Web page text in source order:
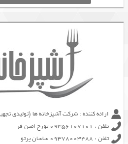
ارائه کننده : شرکت آشپزخانه ها (تولیدی
تلفن : 09356107101 تورج امین فر
تلفن : 09378003488 ساسان پرتو